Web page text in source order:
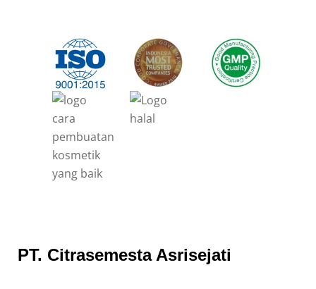
PT. Citrasemesta Asrisejati